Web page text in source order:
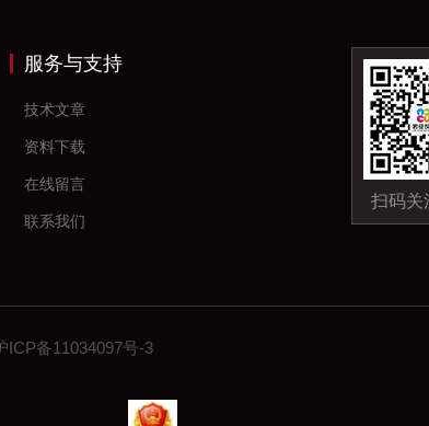
服务与支持
技术文章
资料下载
在线留言
联系我们
扫码关
ICP备11034097号-3